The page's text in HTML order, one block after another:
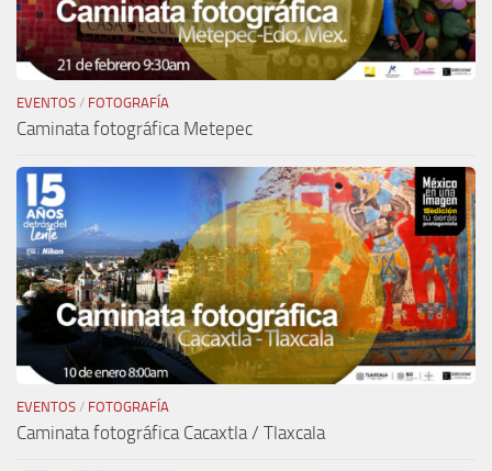
EVENTOS / FOTOGRAFÍA
Caminata fotográfica Metepec
EVENTOS / FOTOGRAFÍA
Caminata fotográfica Cacaxtla / Tlaxcala